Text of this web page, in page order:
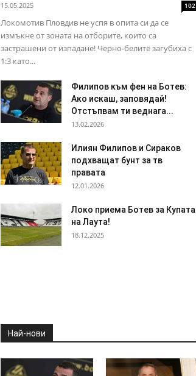
15.05.2025 102
Локомотив Пловдив не успя в опита си да се
измъкне от зоната на отборите, които са
застрашени от изпадане! Черно-белите загубиха с
1:3 като...
Филипов към фен на Ботев:
Ако искаш, заповядай!
Отстъпвам ти веднага...
13.02.2026
Илиян Филипов и Сираков
подхващат бунт за тв
правата
12.01.2026
Локо приема Ботев за Купата
на Лаута!
18.12.2025
Най-нови